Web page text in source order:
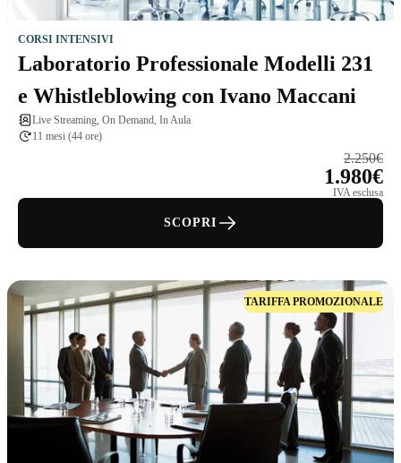
CORSI INTENSIVI
Laboratorio Professionale Modelli 231
e Whistleblowing con Ivano Maccani
Live Streaming, On Demand, In Aula
11 mesi (44 ore)
2.250€
1.980€
IVA esclusa
SCOPRI
TARIFFA PROMOZIONALE